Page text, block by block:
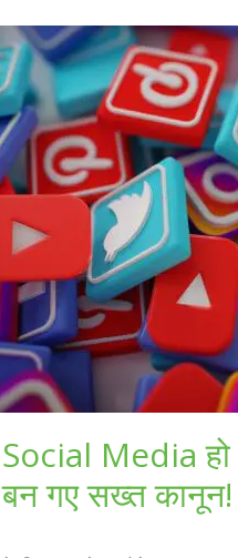
Social Media
बन गए सख्त कानून!